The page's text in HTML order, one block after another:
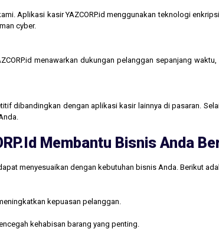
Aplikasi kasir YAZCORP.id menggunakan teknologi
cyber.
menawarkan dukungan pelanggan sepanjang
dibandingkan dengan aplikasi kasir lainnya di pasaran.
Membantu Bisnis Anda
menyesuaikan dengan kebutuhan bisnis Anda. Berikut
kepuasan pelanggan.
kehabisan barang yang penting.